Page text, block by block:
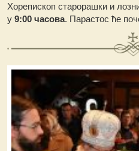
Хорепископ старорашки и
у9:00 часова. Парастос ће